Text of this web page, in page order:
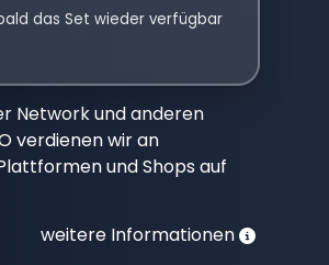
das Set wieder verfügbar
Network und anderen
verdienen wir an
und Shops auf
weitere Informationen